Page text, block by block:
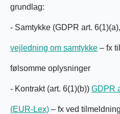
grundlag:
- Samtykke (GDPR art.
vejledning om samtykke – fx
følsomme oplysninger
- Kontrakt (art. 6(1)(b)) GDPR
(EUR-Lex) – fx ved tilmeldning